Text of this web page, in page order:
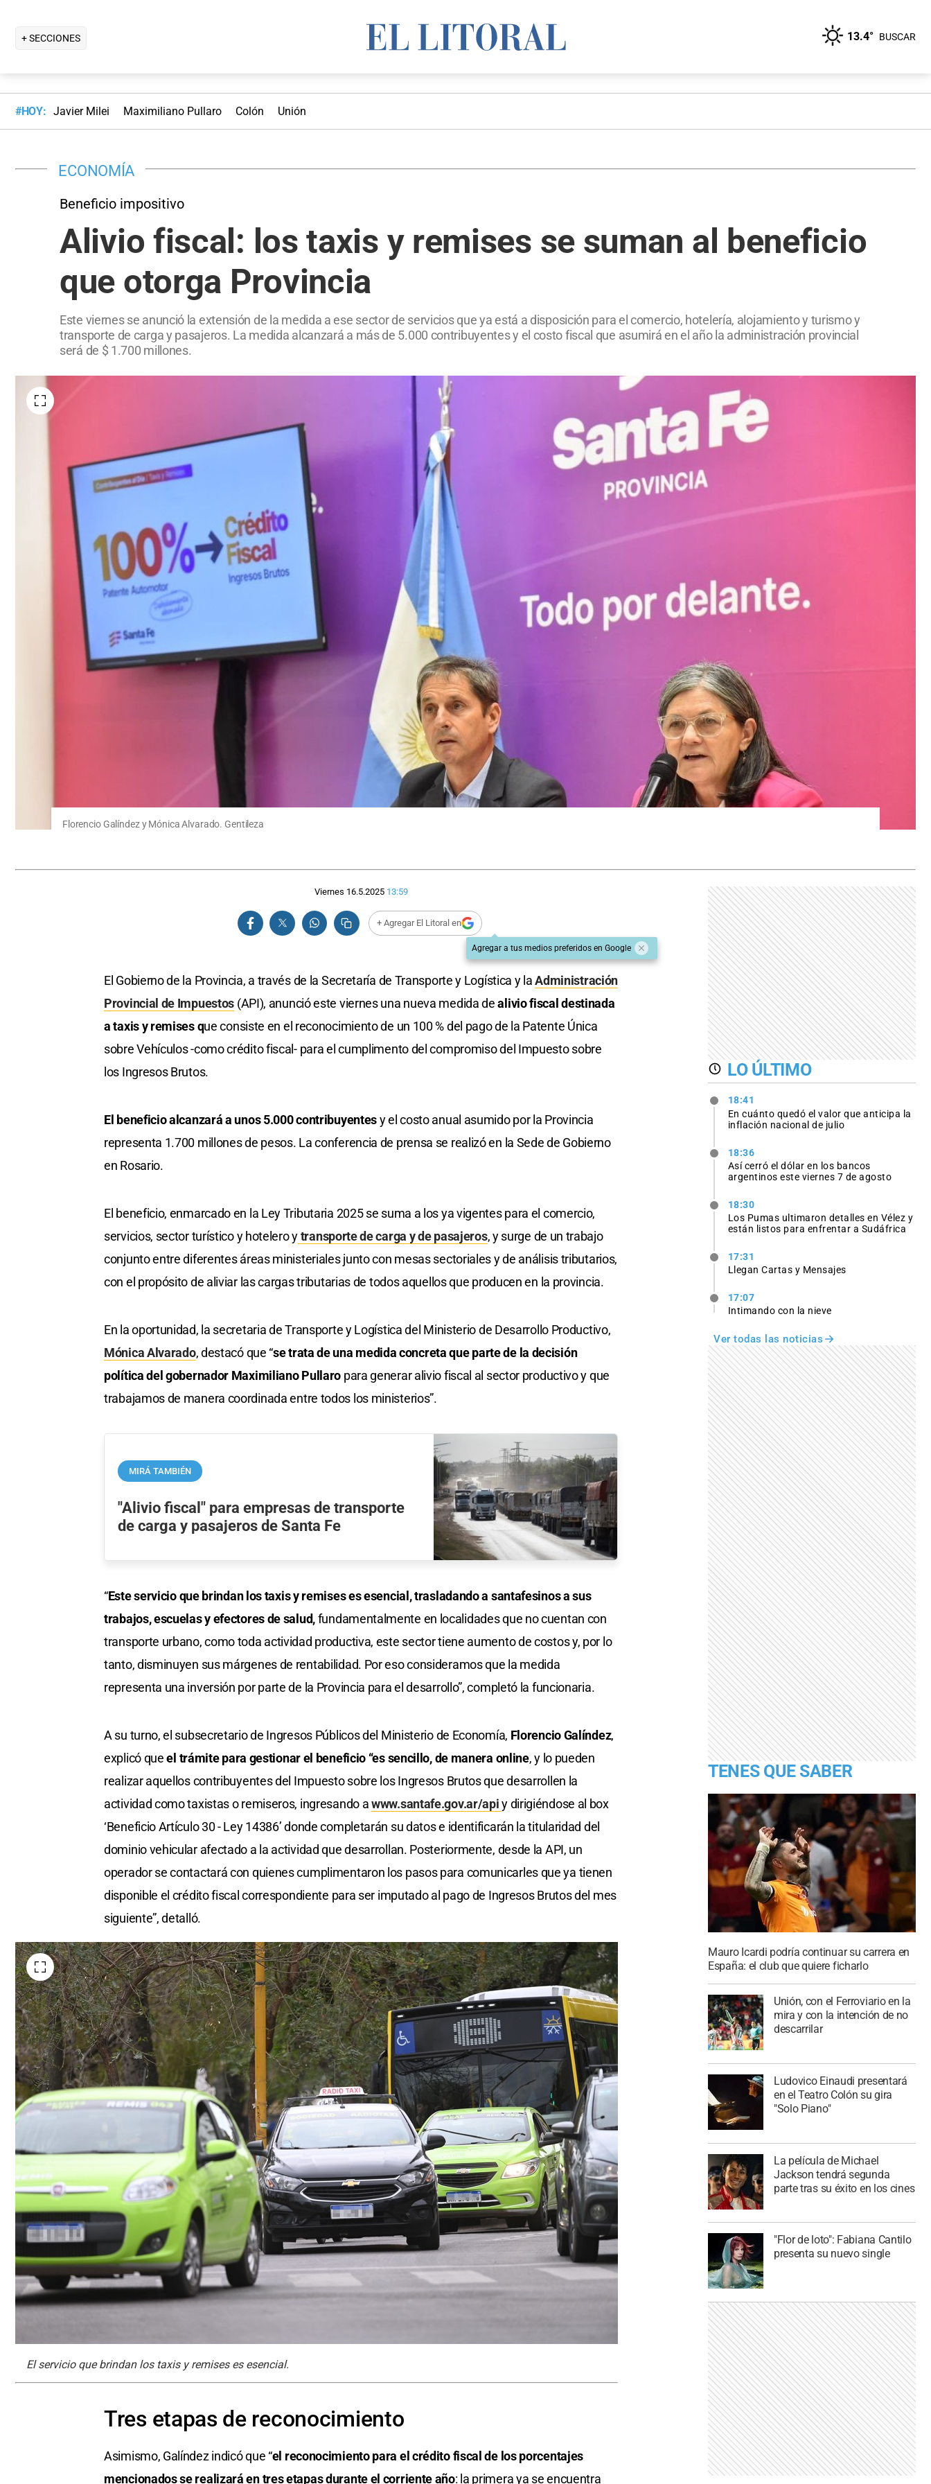
+ SECCIONES 13.4° BUSCAR
#HOY: Javier Milei Maximiliano Pullaro Colón Unión
ECONOMÍA
Beneficio impositivo
Alivio fiscal: los taxis y remises se suman al beneficio
que otorga Provincia
Este viernes se anunció la extensión de la medida a ese sector de servicios que ya está a disposición para el comercio, hotelería, alojamiento y turismo y
transporte de carga y pasajeros. La medida alcanzará a más de 5.000 contribuyentes y el costo fiscal que asumirá en el año la administración provincial
será de $ 1.700 millones.
Florencio Galíndez y Mónica Alvarado. Gentileza
Viernes 16.5.2025 13:59
+ Agregar El Litoral en
Agregar a tus medios preferidos en Google
El Gobierno de la Provincia, a través de la Secretaría de Transporte y Logística y laAdministración
Provincial de Impuestos (API), anunció este viernes una nueva medida dealivio fiscal destinada
a taxis y remises que consiste en el reconocimiento de un 100 % del pago de la Patente Única
sobre Vehículos -como crédito fiscal- para el cumplimento del compromiso del Impuesto sobre
los Ingresos Brutos.
El beneficio alcanzará a unos 5.000 contribuyentesy el costo anual asumido por la Provincia
representa 1.700 millones de pesos. La conferencia de prensa se realizó en la Sede de Gobierno
en Rosario.
El beneficio, enmarcado en la Ley Tributaria 2025 se suma a los ya vigentes para el comercio,
servicios, sector turístico y hotelero ytransporte de carga y de pasajeros, y surge de un trabajo
conjunto entre diferentes áreas ministeriales junto con mesas sectoriales y de análisis tributarios,
con el propósito de aliviar las cargas tributarias de todos aquellos que producen en la provincia.
En la oportunidad, la secretaria de Transporte y Logística del Ministerio de Desarrollo Productivo,
Mónica Alvarado, destacó que “se trata de una medida concreta que parte de la decisión
política del gobernador Maximiliano Pullaro para generar alivio fiscal al sector productivo y que
trabajamos de manera coordinada entre todos los ministerios”.
MIRÁ TAMBIÉN
"Alivio fiscal" para empresas de transporte
de carga y pasajeros de Santa Fe
“Este servicio que brindan los taxis y remises es esencial, trasladando a santafesinos a sus
trabajos, escuelas y efectores de salud,fundamentalmente en localidades que no cuentan con
transporte urbano, como toda actividad productiva, este sector tiene aumento de costos y, por lo
tanto, disminuyen sus márgenes de rentabilidad. Por eso consideramos que la medida
representa una inversión por parte de la Provincia para el desarrollo”, completó la funcionaria.
A su turno, el subsecretario de Ingresos Públicos del Ministerio de Economía, Florencio Galíndez,
explicó queel trámite para gestionar el beneficio “es sencillo, de manera online, y lo pueden
realizar aquellos contribuyentes del Impuesto sobre los Ingresos Brutos que desarrollen la
actividad como taxistas o remiseros, ingresando awww.santafe.gov.ar/apiy dirigiéndose al box
‘Beneficio Artículo 30 - Ley 14386’ donde completarán su datos e identificarán la titularidad del
dominio vehicular afectado a la actividad que desarrollan. Posteriormente, desde la API, un
operador se contactará con quienes cumplimentaron los pasos para comunicarles que ya tienen
disponible el crédito fiscal correspondiente para ser imputado al pago de Ingresos Brutos del mes
siguiente”, detalló.
El servicio que brindan los taxis y remises es esencial.
Tres etapas de reconocimiento
Asimismo, Galíndez indicó que “el reconocimiento para el crédito fiscal de los porcentajes
mencionados se realizará en tres etapas durante el corriente año: la primera ya se encuentra
LO ÚLTIMO
18:41
En cuánto quedó el valor que anticipa la
inflación nacional de julio
18:36
Así cerró el dólar en los bancos
argentinos este viernes 7 de agosto
18:30
Los Pumas ultimaron detalles en Vélez y
están listos para enfrentar a Sudáfrica
17:31
Llegan Cartas y Mensajes
17:07
Intimando con la nieve
Ver todas las noticias
TENES QUE SABER
Mauro Icardi podría continuar su carrera en
España: el club que quiere ficharlo
Unión, con el Ferroviario en la
mira y con la intención de no
descarrilar
Ludovico Einaudi presentará
en el Teatro Colón su gira
"Solo Piano"
La película de Michael
Jackson tendrá segunda
parte tras su éxito en los cines
"Flor de loto": Fabiana Cantilo
presenta su nuevo single